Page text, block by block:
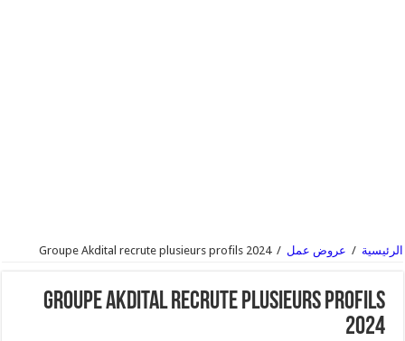
الرئيسية / عروض عمل /
Groupe Akdital recrute plusieurs profils 2024
Groupe Akdital recrute plusieurs profils
2024